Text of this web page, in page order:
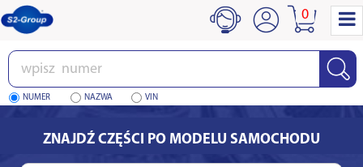
Wpisz
numer
NUMER NAZWA VIN
0
ZNAJDŹ CZĘŚCI PO MODELU SAMOCHODU